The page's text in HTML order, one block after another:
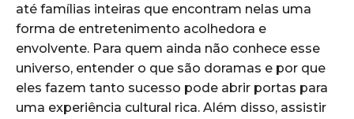
até famílias inteiras que encontram nelas uma
forma de entretenimento acolhedora e
envolvente. Para quem ainda não conhece esse
universo, entender o que são doramas e por que
eles fazem tanto sucesso pode abrir portas para
uma experiência cultural rica. Além disso, assistir